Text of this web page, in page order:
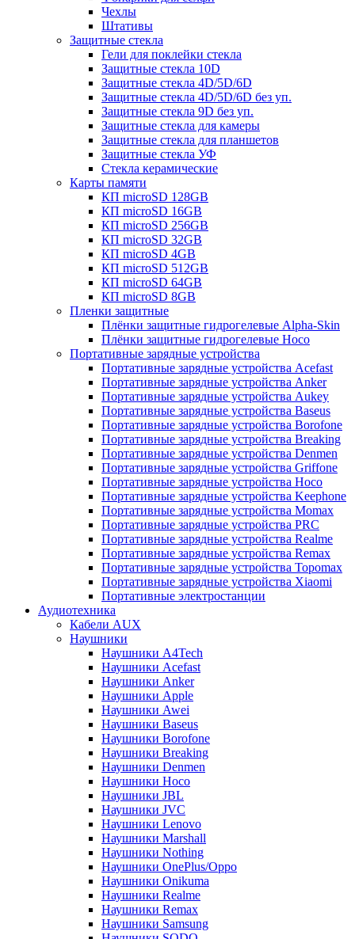
Чехлы
Штативы
Защитные стекла
Гели для поклейки стекла
Защитные стекла 10D
Защитные стекла 4D/5D/6D
Защитные стекла 4D/5D/6D без уп.
Защитные стекла 9D без уп.
Защитные стекла для камеры
Защитные стекла для планшетов
Защитные стекла УФ
Стекла керамические
Карты памяти
КП microSD 128GB
КП microSD 16GB
КП microSD 256GB
КП microSD 32GB
КП microSD 4GB
КП microSD 512GB
КП microSD 64GB
КП microSD 8GB
Пленки защитные
Плёнки защитные гидрогелевые Alpha-Skin
Плёнки защитные гидрогелевые Hoco
Портативные зарядные устройства
Портативные зарядные устройства Acefast
Портативные зарядные устройства Anker
Портативные зарядные устройства Aukey
Портативные зарядные устройства Baseus
Портативные зарядные устройства Borofone
Портативные зарядные устройства Breaking
Портативные зарядные устройства Denmen
Портативные зарядные устройства Griffone
Портативные зарядные устройства Hoco
Портативные зарядные устройства Keephone
Портативные зарядные устройства Momax
Портативные зарядные устройства PRC
Портативные зарядные устройства Realme
Портативные зарядные устройства Remax
Портативные зарядные устройства Topomax
Портативные зарядные устройства Xiaomi
Портативные электростанции
Аудиотехника
Кабели AUX
Наушники
Наушники A4Tech
Наушники Acefast
Наушники Anker
Наушники Apple
Наушники Awei
Наушники Baseus
Наушники Borofone
Наушники Breaking
Наушники Denmen
Наушники Hoco
Наушники JBL
Наушники JVC
Наушники Lenovo
Наушники Marshall
Наушники Nothing
Наушники OnePlus/Oppo
Наушники Onikuma
Наушники Realme
Наушники Remax
Наушники Samsung